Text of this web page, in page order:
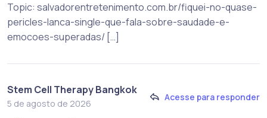
Topic: salvadorentretenimento.com.br/fiquei-no-quase-
pericles-lanca-single-que-fala-sobre-saudade-e-
emocoes-superadas/ […]
Stem Cell Therapy Bangkok
5 de agosto de 2026
Acesse para responder